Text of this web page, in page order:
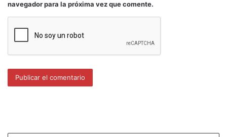
patrimonialista de las gerencias o direcciones de
vida de nadie, porque se trata de un proyecto
urgente encontrara una fórmula universal, una
navegador para la próxima vez que comente.